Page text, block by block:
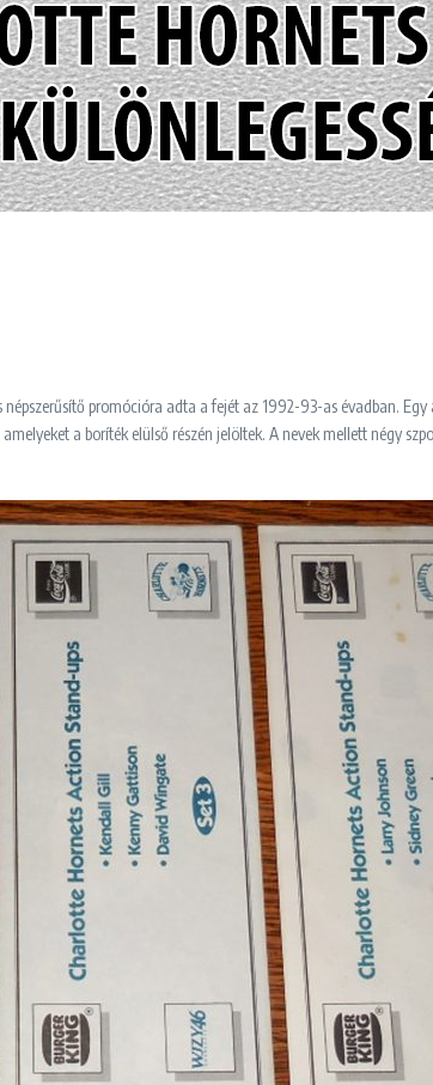
promócióra adta a fejét az 1992-93-as évadban.
a boríték elülső részén jelöltek. A nevek mellett négy